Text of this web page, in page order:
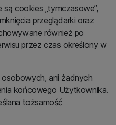
cookies „tymczasowe”,
przeglądarki oraz
również po
przez czas określony w
ani żadnych
końcowego Użytkownika.
tożsamość